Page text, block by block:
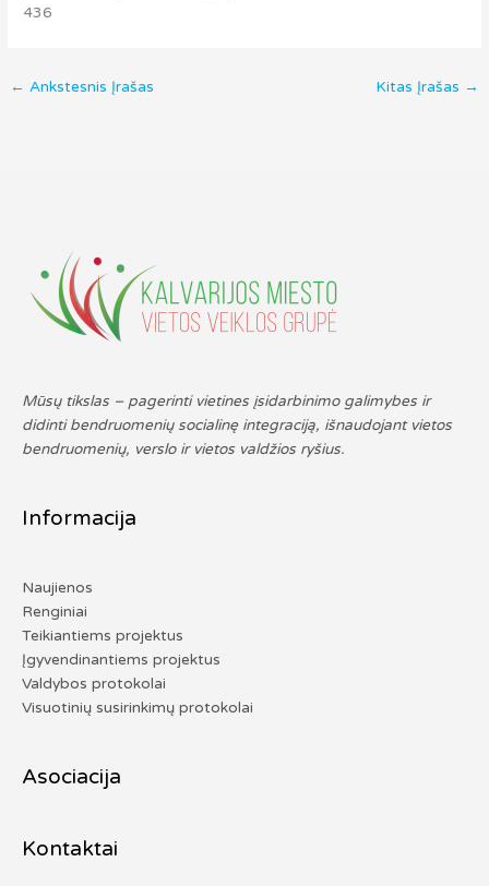
436
← Ankstesnis Įrašas Kitas Įrašas →
Mūsų tikslas – pagerinti vietines įsidarbinimo galimybes ir
didinti bendruomenių socialinę integraciją, išnaudojant vietos
bendruomenių, verslo ir vietos valdžios ryšius.
Informacija
Naujienos
Renginiai
Teikiantiems projektus
Įgyvendinantiems projektus
Valdybos protokolai
Visuotinių susirinkimų protokolai
Asociacija
Kontaktai